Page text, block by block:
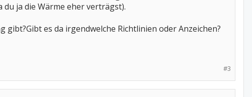
ja die Wärme eher verträgst).
es da irgendwelche Richtlinien oder Anzeichen?
#3